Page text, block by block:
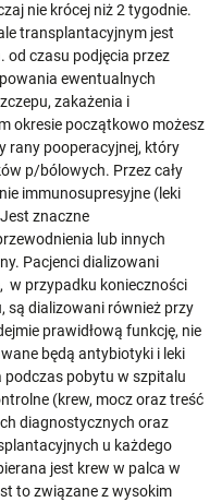
nie krócej niż 2 tygodnie.
transplantacyjnym jest
od czasu podjęcia przez
ewentualnych
zakażenia i
okresie początkowo możesz
rany pooperacyjnej, który
p/bólowych. Przez cały
immunosupresyjne (leki
znaczne
lub innych
Pacjenci dializowani
w przypadku konieczności
są dializowani również przy
prawidłową funkcję, nie
będą antybiotyki i leki
podczas pobytu w szpitalu
(krew, mocz oraz treść
diagnostycznych oraz
u każdego
jest krew w palca w
to związane z wysokim